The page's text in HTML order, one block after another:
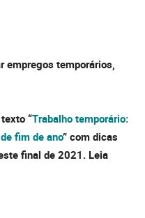
empregos temporários,
“Trabalho temporário:
fim de ano” com dicas
final de 2021. Leia